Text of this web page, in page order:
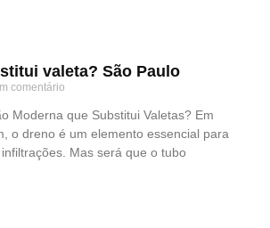
valeta? São Paulo
comentário
Moderna que Substitui Valetas? Em
o dreno é um elemento essencial para
Mas será que o tubo